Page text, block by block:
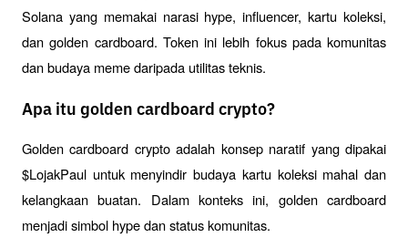
Solana yang memakai narasi hype, influencer, kartu koleksi,
dan golden cardboard. Token ini lebih fokus pada komunitas
dan budaya meme daripada utilitas teknis.
Apa itu golden cardboard crypto?
Golden cardboard crypto adalah konsep naratif yang dipakai
$LojakPaul untuk menyindir budaya kartu koleksi mahal dan
kelangkaan buatan. Dalam konteks ini, golden cardboard
menjadi simbol hype dan status komunitas.